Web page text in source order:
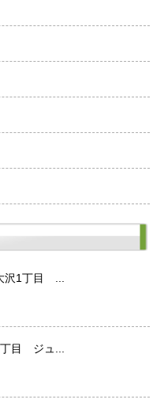
沢1丁目 ...
丁目 ジュ...